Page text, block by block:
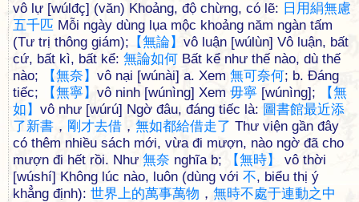
vô lự [wúlđç] (văn) Khoảng, độ chừng, có lẽ: 日 用絹無慮
五千匹 Mỗi ngày dùng lụa mộc khoảng năm ngàn tấm
(Tư trị thông giám); 【無論 】 vô luận [wúlùn] Vô luận, bất
cứ, bất kì, bất kể: 無論如何 Bất kể như thế nào, dù thế
nào;
【無奈 】 vô nại [wúnài] a. Xem 無可奈何; b. Đáng
tiếc;
【無寧】 vô ninh [wúnìng] Xem 毋寧 [wúnìng]; 【無
如 】 vô như [wúrú] Ngờ đâu, đáng tiếc là: 圖書館最近添
了新書 ， 剛才去借 ， 無如都給借走了 Thư viện gần đây
có thêm nhiều sách mới, vừa đi mượn, nào ngờ đã cho
mượn đi hết rồi. Như 無奈 nghĩa b; 【無時】
vô thời
[wúshí] Không lúc nào, luôn (dùng với 不, biểu thị ý
khẳng định): 世界上的萬事萬物 ， 無時不處于連動之中